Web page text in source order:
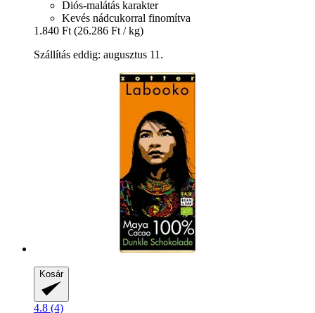
Diós-malátás karakter
Kevés nádcukorral finomítva
1.840 Ft (26.286 Ft / kg)
Szállítás eddig: augusztus 11.
Kosár
4.8 (4)